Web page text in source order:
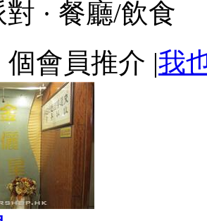
· 餐廳/飲食
個會員推介 |我